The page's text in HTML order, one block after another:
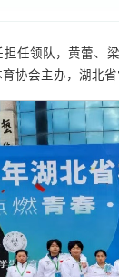
任领队，黄蕾、
协会主办，湖北